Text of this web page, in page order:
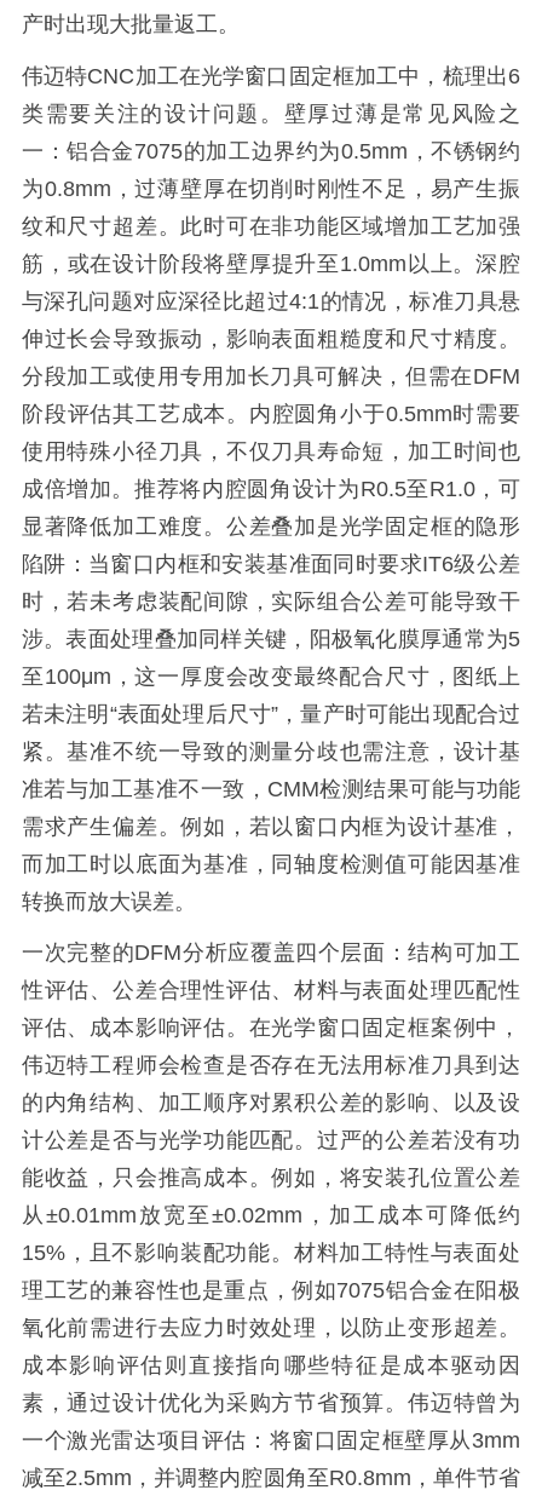
产时出现大批量返工。
伟迈特CNC加工在光学窗口固定框加工中，梳理出6
类需要关注的设计问题。壁厚过薄是常见风险之
一：铝合金7075的加工边界约为0.5mm，不锈钢约
为0.8mm，过薄壁厚在切削时刚性不足，易产生振
纹和尺寸超差。此时可在非功能区域增加工艺加强
筋，或在设计阶段将壁厚提升至1.0mm以上。深腔
与深孔问题对应深径比超过4:1的情况，标准刀具悬
伸过长会导致振动，影响表面粗糙度和尺寸精度。
分段加工或使用专用加长刀具可解决，但需在DFM
阶段评估其工艺成本。内腔圆角小于0.5mm时需要
使用特殊小径刀具，不仅刀具寿命短，加工时间也
成倍增加。推荐将内腔圆角设计为R0.5至R1.0，可
显著降低加工难度。公差叠加是光学固定框的隐形
陷阱：当窗口内框和安装基准面同时要求IT6级公差
时，若未考虑装配间隙，实际组合公差可能导致干
涉。表面处理叠加同样关键，阳极氧化膜厚通常为5
至100μm，这一厚度会改变最终配合尺寸，图纸上
若未注明“表面处理后尺寸”，量产时可能出现配合过
紧。基准不统一导致的测量分歧也需注意，设计基
准若与加工基准不一致，CMM检测结果可能与功能
需求产生偏差。例如，若以窗口内框为设计基准，
而加工时以底面为基准，同轴度检测值可能因基准
转换而放大误差。
一次完整的DFM分析应覆盖四个层面：结构可加工
性评估、公差合理性评估、材料与表面处理匹配性
评估、成本影响评估。在光学窗口固定框案例中，
伟迈特工程师会检查是否存在无法用标准刀具到达
的内角结构、加工顺序对累积公差的影响、以及设
计公差是否与光学功能匹配。过严的公差若没有功
能收益，只会推高成本。例如，将安装孔位置公差
从±0.01mm放宽至±0.02mm，加工成本可降低约
15%，且不影响装配功能。材料加工特性与表面处
理工艺的兼容性也是重点，例如7075铝合金在阳极
氧化前需进行去应力时效处理，以防止变形超差。
成本影响评估则直接指向哪些特征是成本驱动因
素，通过设计优化为采购方节省预算。伟迈特曾为
一个激光雷达项目评估：将窗口固定框壁厚从3mm
减至2.5mm，并调整内腔圆角至R0.8mm，单件节省